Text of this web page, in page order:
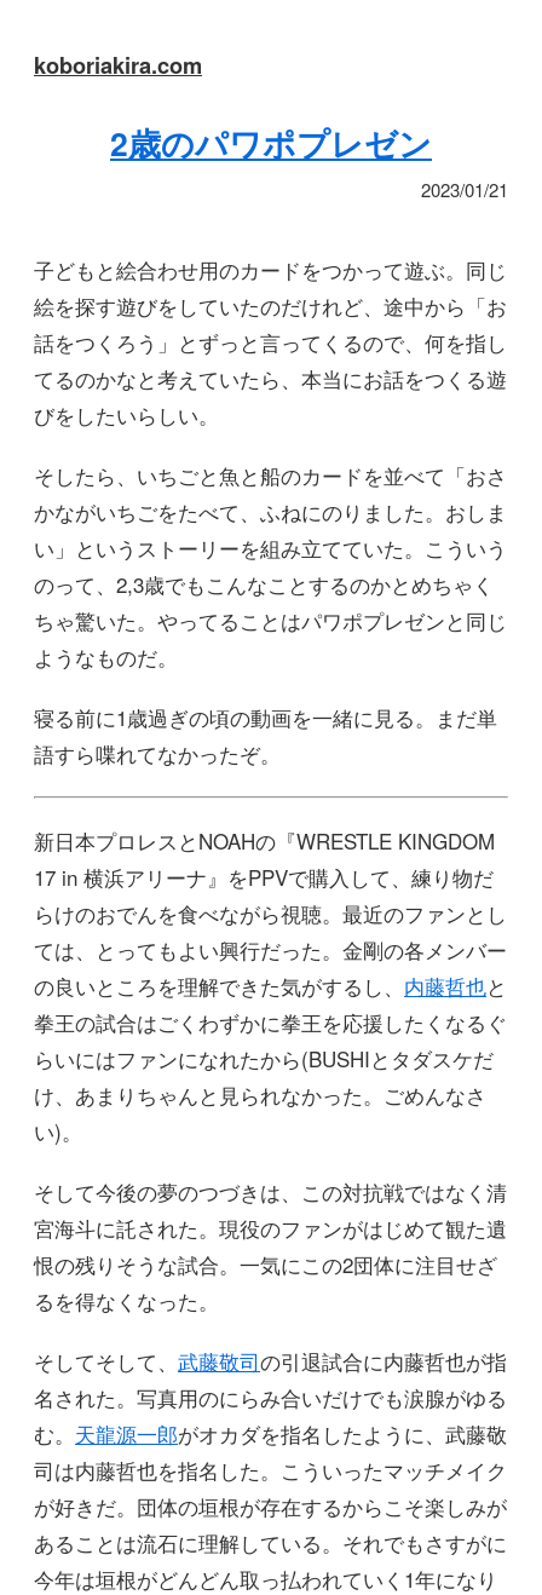
koboriakira.com
2歳のパワポプレゼン
2023/01/21
子どもと絵合わせ用のカードをつかって遊ぶ。同じ
絵を探す遊びをしていたのだけれど、途中から「お
話をつくろう」とずっと言ってくるので、何を指し
てるのかなと考えていたら、本当にお話をつくる遊
びをしたいらしい。
そしたら、いちごと魚と船のカードを並べて「おさ
かながいちごをたべて、ふねにのりました。おしま
い」というストーリーを組み立てていた。こういう
のって、2,3歳でもこんなことするのかとめちゃく
ちゃ驚いた。やってることはパワポプレゼンと同じ
ようなものだ。
寝る前に1歳過ぎの頃の動画を一緒に見る。まだ単
語すら喋れてなかったぞ。
新日本プロレスとNOAHの『WRESTLE KINGDOM
17 in 横浜アリーナ』をPPVで購入して、練り物だ
らけのおでんを食べながら視聴。最近のファンとし
ては、とってもよい興行だった。金剛の各メンバー
の良いところを理解できた気がするし、 内藤哲也と
拳王の試合はごくわずかに拳王を応援したくなるぐ
らいにはファンになれたから(BUSHIとタダスケだ
け、あまりちゃんと見られなかった。ごめんなさ
い)。
そして今後の夢のつづきは、この対抗戦ではなく清
宮海斗に託された。現役のファンがはじめて観た遺
恨の残りそうな試合。一気にこの2団体に注目せざ
るを得なくなった。
そしてそして、 武藤敬司の引退試合に内藤哲也が指
名された。写真用のにらみ合いだけでも涙腺がゆる
む。 天龍源一郎がオカダを指名したように、武藤敬
司は内藤哲也を指名した。こういったマッチメイク
が好きだ。団体の垣根が存在するからこそ楽しみが
あることは流石に理解している。それでもさすがに
今年は垣根がどんどん取っ払われていく1年になり